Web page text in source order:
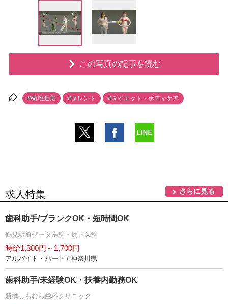
この写真の記事を読む
#菊地亜美 #タレント #ダイエット・ボディケア
求人特集 さらに見る
歯科助手/ブランクOK・短時間OK
鶴見駅前ゼータ歯科・矯正歯科
時給1,300円～1,700円
アルバイト・パート / 神奈川県
歯科助手/未経験OK・扶養内勤務OK
新橋しもむら歯科クリニック